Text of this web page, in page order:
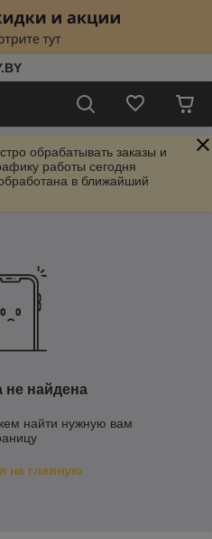
обрабатывать заказы и
работы сегодня
в ближайший
не найдена
найти нужную вам
на главную